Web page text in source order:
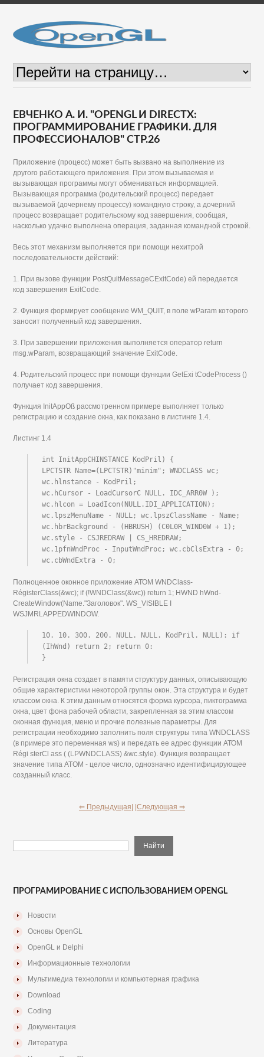
ЕВЧЕНКО А. И. "OPENGL И DIRECTX:
ПРОГРАММИРОВАНИЕ ГРАФИКИ. ДЛЯ
ПРОФЕССИОНАЛОВ" СТР.26
Приложение (процесс) может быть вызвано на выполнение из
другого работающего приложения. При этом вызываемая и
вызывающая программы могут обмениваться информацией.
Вызывающая программа (родительский процесс) передает
вызываемой (дочернему процессу) командную строку, а дочерний
процесс возвращает родительскому код завершения, сообщая,
насколько удачно выполнена операция, заданная командной строкой.
Весь этот механизм выполняется при помощи нехитрой
последовательности действий:
1. При вызове функции PostQuitMessageCExitCode) ей передается
код завершения ExitCode.
2. Функция формирует сообщение WM_QUIT, в поле wParam которого
заносит полученный код завершения.
3. При завершении приложения выполняется оператор return
msg.wParam, возвращающий значение ExitCode.
4. Родительский процесс при помощи функции GetExi tCodeProcess ()
получает код завершения.
Функция InitAppOß рассмотренном примере выполняет только
регистрацию и создание окна, как показано в листинге 1.4.
Листинг 1.4
int InitAppCHINSTANCE KodPril) {
LPCTSTR Name=(LPCTSTR)"minim"; WNDCLASS wc;
wc.hlnstance - KodPril;
wc.hCursor - LoadCursorC NULL. IDC_ARR0W );
wc.hlcon = LoadIcon(NULL.IDI_APPLICATION);
wc.lpszMenuName - NULL; wc.lpszClassName - Name;
wc.hbrBackground - (HBRUSH) (C0L0R_WIND0W + 1);
wc.style - CSJREDRAW | CS_HREDRAW;
wc.1pfnWndProc - InputWndProc; wc.cbClsExtra - 0;
wc.cbWndExtra - 0;
Полноценное оконное приложение АТОМ WNDClass-
RégisterClass(&wc); if (!WNDClass(&wc)) return 1; HWND hWnd-
CreateWindow(Name."Заголовок". WS_VISIBLE I
WSJMRLAPPEDWINDOW.
10. 10. 300. 200. NULL. NULL. KodPril. NULL): if
(IhWnd) return 2; return 0:
}
Регистрация окна создает в памяти структуру данных, описывающую
общие характеристики некоторой группы окон. Эта структура и будет
классом окна. К этим данным относятся форма курсора, пиктограмма
окна, цвет фона рабочей области, закрепленная за этим классом
оконная функция, меню и прочие полезные параметры. Для
регистрации необходимо заполнить поля структуры типа WNDCLASS
(в примере это переменная ws) и передать ее адрес функции АТОМ
Régi sterCl ass ( (LPWNDCLASS) &wc.style). Функция возвращает
значение типа ATOM - целое число, однозначно идентифицирующее
созданный класс.
⇐ Предыдущая| |Следующая ⇒
ПРОГРАМИРОВАНИЕ С ИСПОЛЬЗОВАНИЕМ OPENGL
Новости
Основы OpenGL
OpenGL и Delphi
Информационные технологии
Мультимедиа технологии и компьютерная графика
Download
Coding
Документация
Литература